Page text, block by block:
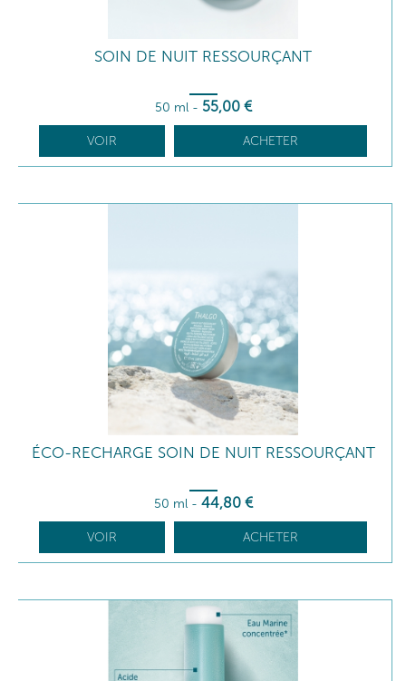
SOIN DE NUIT RESSOURÇANT
50 ml - 55,00 €
VOIR ACHETER
ÉCO-RECHARGE SOIN DE NUIT RESSOURÇANT
50 ml - 44,80 €
VOIR ACHETER